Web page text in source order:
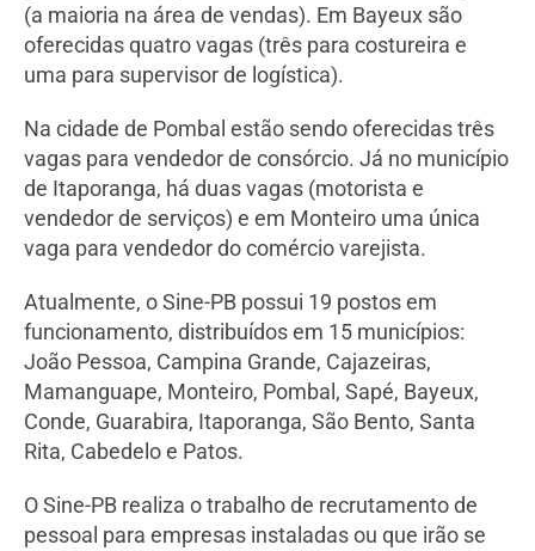
(a maioria na área de vendas). Em Bayeux são
oferecidas quatro vagas (três para costureira e
uma para supervisor de logística).
Na cidade de Pombal estão sendo oferecidas três
vagas para vendedor de consórcio. Já no município
de Itaporanga, há duas vagas (motorista e
vendedor de serviços) e em Monteiro uma única
vaga para vendedor do comércio varejista.
Atualmente, o Sine-PB possui 19 postos em
funcionamento, distribuídos em 15 municípios:
João Pessoa, Campina Grande, Cajazeiras,
Mamanguape, Monteiro, Pombal, Sapé, Bayeux,
Conde, Guarabira, Itaporanga, São Bento, Santa
Rita, Cabedelo e Patos.
O Sine-PB realiza o trabalho de recrutamento de
pessoal para empresas instaladas ou que irão se